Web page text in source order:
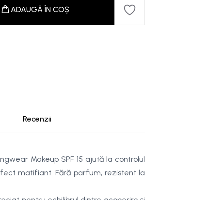
ADAUGĂ ÎN COȘ
Recenzii
Makeup SPF 15 ajută la controlul
matifiant. Fără parfum, rezistent la